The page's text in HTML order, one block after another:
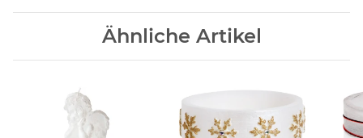
Ähnliche Artikel